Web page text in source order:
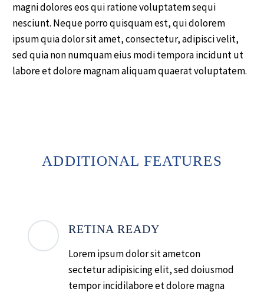
magni dolores eos qui ratione voluptatem sequi
nesciunt. Neque porro quisquam est, qui dolorem
ipsum quia dolor sit amet, consectetur, adipisci velit,
sed quia non numquam eius modi tempora incidunt ut
labore et dolore magnam aliquam quaerat voluptatem.
ADDITIONAL FEATURES
RETINA READY
Lorem ipsum dolor sit ametcon
sectetur adipisicing elit, sed doiusmod
tempor incidilabore et dolore magna